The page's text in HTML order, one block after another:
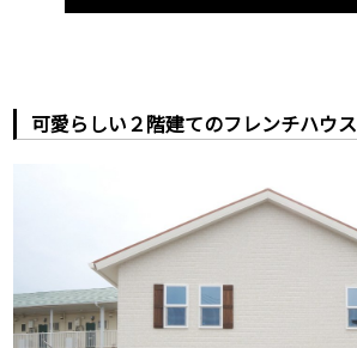
可愛らしい２階建てのフレンチハウス